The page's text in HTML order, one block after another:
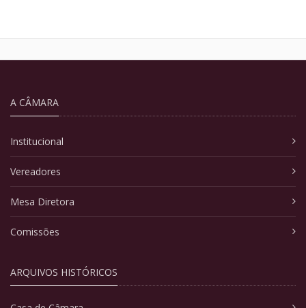
A CÂMARA
Institucional
Vereadores
Mesa Diretora
Comissões
ARQUIVOS HISTÓRICOS